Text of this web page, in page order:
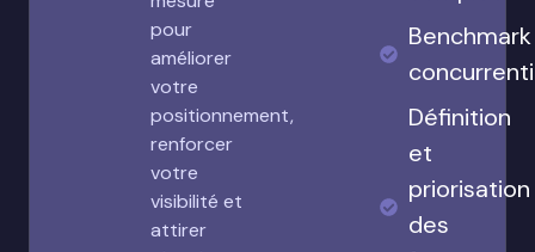
pour
améliorer
votre
positionnement,
renforcer
votre
visibilité et
attirer
Benchmark
Définition
et
priorisation
des